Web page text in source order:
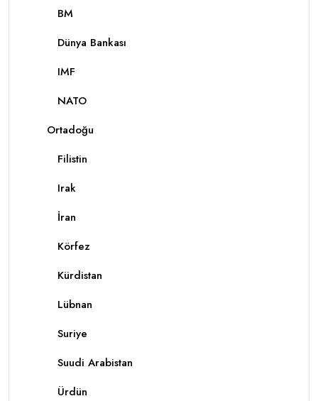
BM
Dünya Bankası
IMF
NATO
Ortadoğu
Filistin
Irak
İran
Körfez
Kürdistan
Lübnan
Suriye
Suudi Arabistan
Ürdün